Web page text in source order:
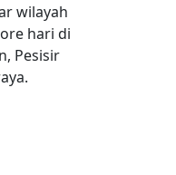
wilayah
hari di
Pesisir